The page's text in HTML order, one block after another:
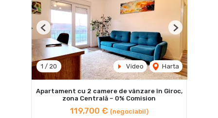
1 / 20 Video Harta
Previous Next
Apartament cu 2 camere de vânzare în Giroc,
zona Centrală – 0% Comision
119,700 € (negociabil)